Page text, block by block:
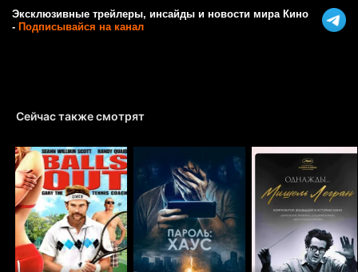
Эксклюзивные трейлеры, инсайды и новости мира Кино
- Подписывайся на канал
Сейчас также смотрят